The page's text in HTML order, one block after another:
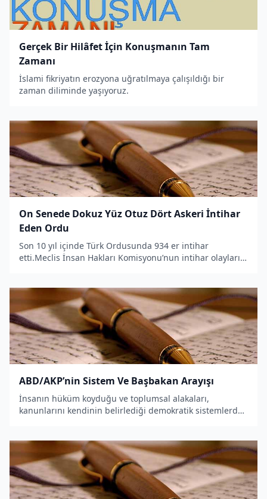
Gerçek Bir Hilâfet İçin Konuşmanın Tam
Zamanı
İslami fikriyatın erozyona uğratılmaya çalışıldığı bir
zaman diliminde yaşıyoruz.
On Senede Dokuz Yüz Otuz Dört Askeri İntihar
Eden Ordu
Son 10 yıl içinde Türk Ordusunda 934 er intihar
etti.Meclis İnsan Hakları Komisyonu’nun intihar olaylarını
ABD/AKP’nin Sistem Ve Başbakan Arayışı
İnsanın hüküm koyduğu ve toplumsal alakaları,
kanunlarını kendinin belirlediği demokratik sistemlerde